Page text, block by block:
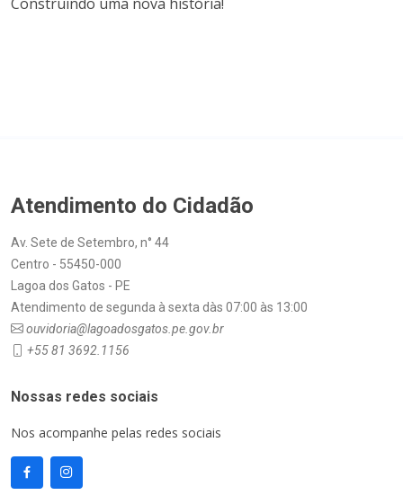
Atendimento do Cidadão
Av. Sete de Setembro, n° 44
Centro - 55450-000
Lagoa dos Gatos - PE
Atendimento de segunda à sexta dàs 07:00 às 13:00
ouvidoria@lagoadosgatos.pe.gov.br
+55 81 3692.1156
Nossas redes sociais
Nos acompanhe pelas redes sociais